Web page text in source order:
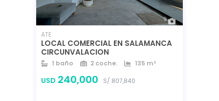
9
ATE
LOCAL COMERCIAL EN SALAMANCA
CIRCUNVALACION
1 baño 2 coche.
135 m²
USD 240,000 S/ 807,840